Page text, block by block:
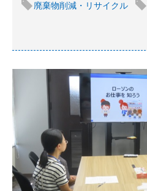
廃棄物削減・リサイクル